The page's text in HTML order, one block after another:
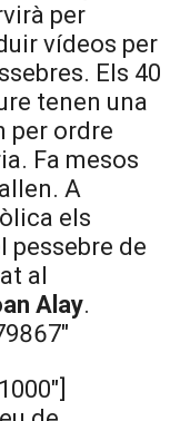
per
vídeos per
Els 40
tenen una
per ordre
Fa mesos
A
els
pessebre de
al
Alay.